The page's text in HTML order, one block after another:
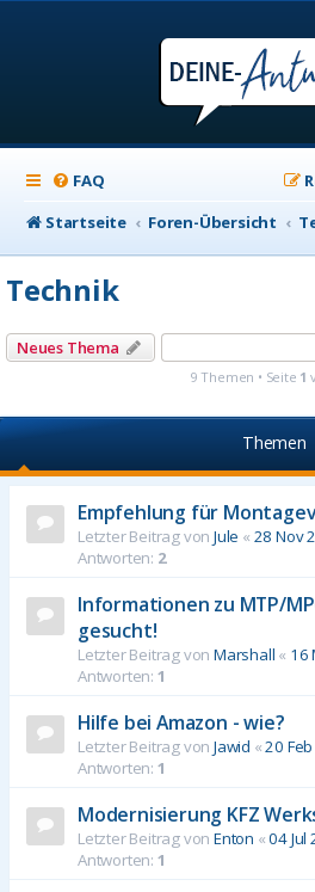
FAQ
Startseite
Foren-Übersicht
Technik
Neues Thema
9 Themen • Seite 1
Themen
Empfehlung für
Letzter Beitrag von Jule « 28 Nov
Antworten: 2
Informationen zu MTP/
gesucht!
Letzter Beitrag von Marshall « 16
Antworten: 1
Hilfe bei Amazon - wie?
Letzter Beitrag von Jawid «20
Antworten: 1
Modernisierung KFZ
Letzter Beitrag von Enton «04 Jul
Antworten: 1